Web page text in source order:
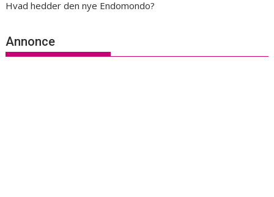
Hvad hedder den nye Endomondo?
Annonce